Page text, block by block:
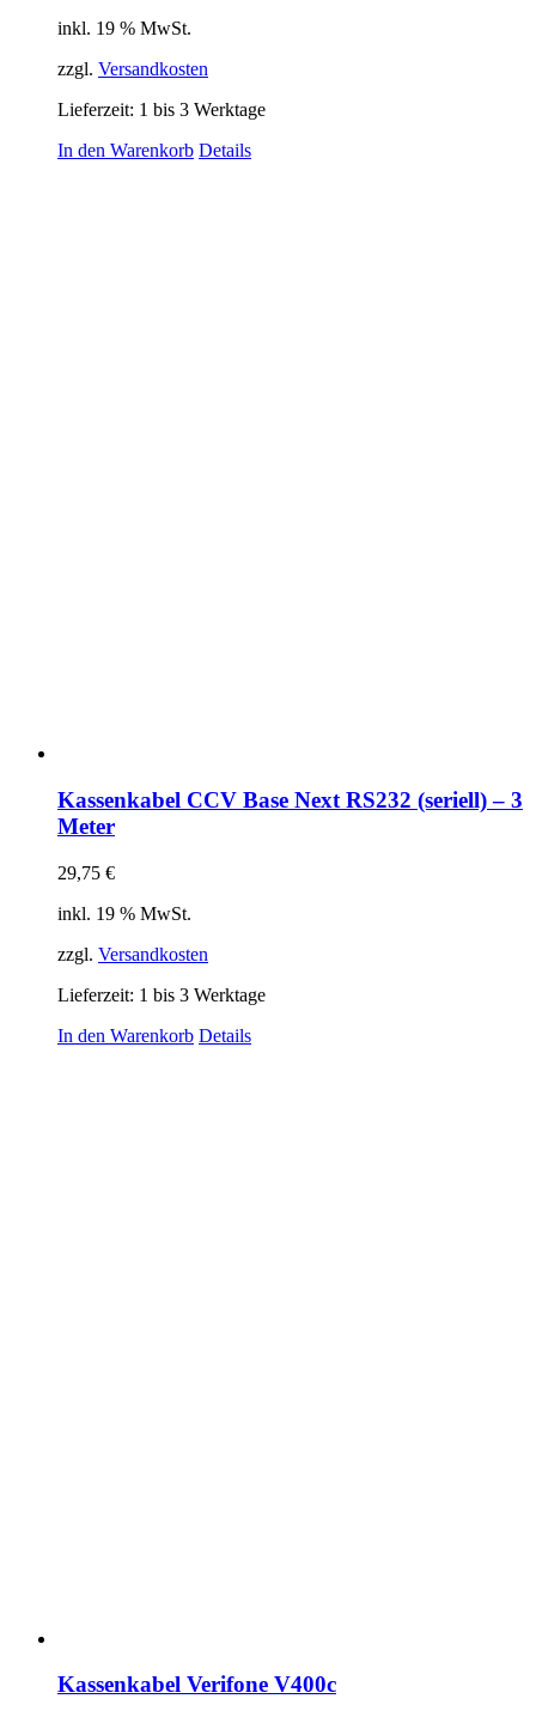
inkl. 19 % MwSt.
zzgl. Versandkosten
Lieferzeit: 1 bis 3 Werktage
In den Warenkorb Details
Kassenkabel CCV Base Next RS232 (seriell) – 3
Meter
29,75 €
inkl. 19 % MwSt.
zzgl. Versandkosten
Lieferzeit: 1 bis 3 Werktage
In den Warenkorb Details
Kassenkabel Verifone V400c